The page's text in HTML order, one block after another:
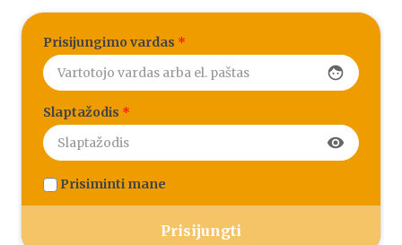
Prisijungimo vardas *
face
Slaptažodis *
visibility
Prisiminti mane